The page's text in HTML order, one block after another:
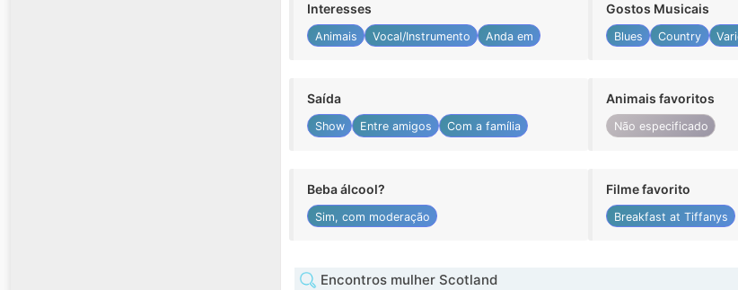
Interesses
Animais Vocal/Instrumento Anda em
Gostos Musicais
Blues Country
Saída
Show Entre amigos Com a família
Animais favoritos
Não especificado
Beba álcool?
Sim, com moderação
Filme favorito
Breakfast at Tiffanys
Encontros mulher Scotland